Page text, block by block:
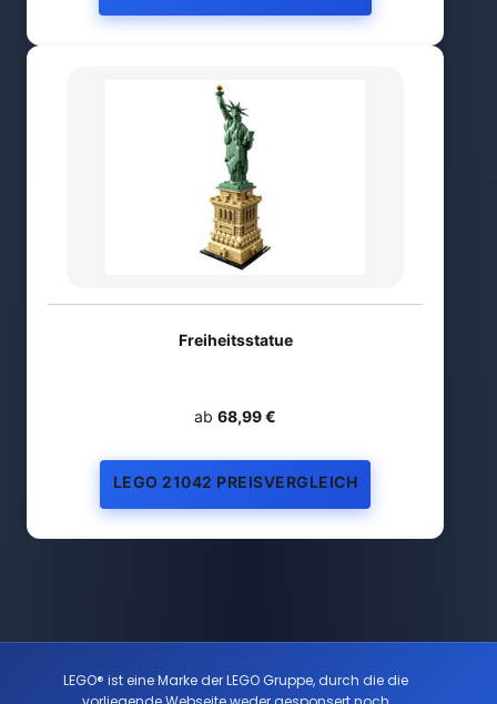
Freiheitsstatue
ab 68,99 €
LEGO 21042 PREISVERGLEICH
LEGO® ist eine Marke der LEGO Gruppe, durch die die